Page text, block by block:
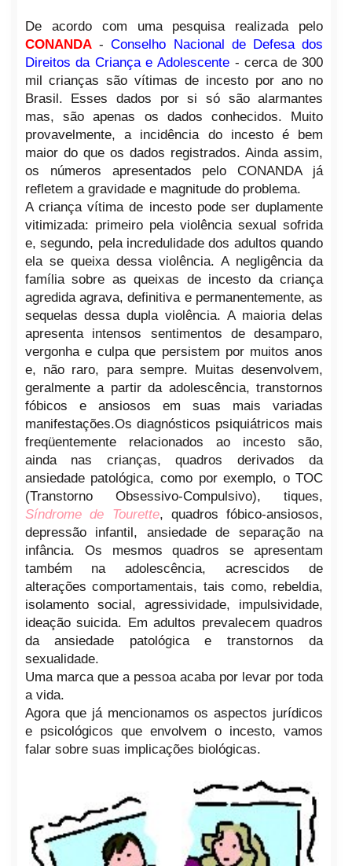
De acordo com uma pesquisa realizada pelo
CONANDA-Conselho Nacional de Defesa dos
Direitos da Criança e Adolescente - cerca de 300
mil crianças são vítimas de incesto por ano no
Brasil. Esses dados por si só são alarmantes
mas, são apenas os dados conhecidos. Muito
provavelmente, a incidência do incesto é bem
maior do que os dados registrados. Ainda assim,
os números apresentados pelo CONANDA já
refletem a gravidade e magnitude do problema.
A criança vítima de incesto pode ser duplamente
vitimizada: primeiro pela violência sexual sofrida
e, segundo, pela incredulidade dos adultos quando
ela se queixa dessa violência. A negligência da
família sobre as queixas de incesto da criança
agredida agrava, definitiva e permanentemente, as
sequelas dessa dupla violência. A maioria delas
apresenta intensos sentimentos de desamparo,
vergonha e culpa que persistem por muitos anos
e, não raro, para sempre. Muitas desenvolvem,
geralmente a partir da adolescência, transtornos
fóbicos e ansiosos em suas mais variadas
manifestações.Os diagnósticos psiquiátricos mais
freqüentemente relacionados ao incesto são,
ainda nas crianças, quadros derivados da
ansiedade patológica, como por exemplo, o TOC
(Transtorno Obsessivo-Compulsivo), tiques,
Síndrome de Tourette, quadros fóbico-ansiosos,
depressão infantil, ansiedade de separação na
infância. Os mesmos quadros se apresentam
também na adolescência, acrescidos de
alterações comportamentais, tais como, rebeldia,
isolamento social, agressividade, impulsividade,
ideação suicida. Em adultos prevalecem quadros
da ansiedade patológica e transtornos da
sexualidade.
Uma marca que a pessoa acaba por levar por toda
a vida.
Agora que já mencionamos os aspectos jurídicos
e psicológicos que envolvem o incesto, vamos
falar sobre suas implicações biológicas.